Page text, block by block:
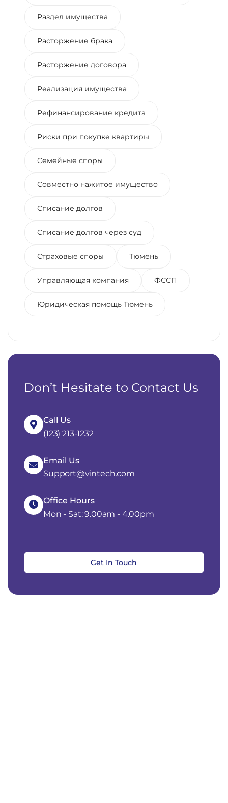
Раздел имущества
Расторжение брака
Расторжение договора
Реализация имущества
Рефинансирование кредита
Риски при покупке квартиры
Семейные споры
Совместно нажитое имущество
Списание долгов
Списание долгов через суд
Страховые споры Тюмень
Управляющая компания ФССП
Юридическая помощь Тюмень
Don’t Hesitate to Contact Us
Call Us
(123) 213-1232
Email Us
Support@vintech.com
Office Hours
Mon - Sat: 9.00am - 4.00pm